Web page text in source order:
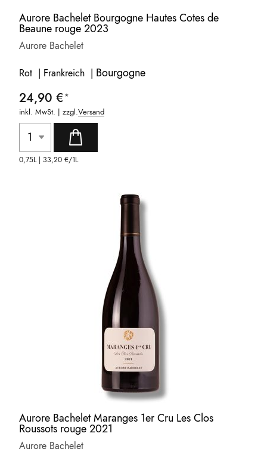
Aurore Bachelet Bourgogne Hautes Cotes de
Beaune rouge 2023
Aurore Bachelet
Rot | Frankreich | Bourgogne
24,90 €
inkl. MwSt. | zzgl.Versand
0,75L |33,20 €/1L
Aurore Bachelet Maranges 1er Cru Les Clos
Roussots rouge 2021
Aurore Bachelet